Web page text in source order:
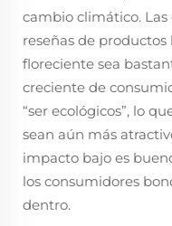
cambio climático. Las
reseñas de
floreciente sea
creciente de
“ser ecológicos”, lo
sean aún más
impacto bajo es
los consumidores
dentro.